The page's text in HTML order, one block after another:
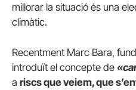
millorar la situació és una
climàtic.
Recentment Marc Bara,
introduït el concepte de
a riscs que veiem, que